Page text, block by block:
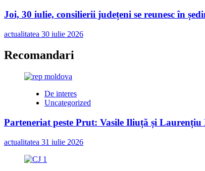
Joi, 30 iulie, consilierii județeni se reunesc în
actualitatea 30 iulie 2026
Recomandari
De interes
Uncategorized
Parteneriat peste Prut: Vasile Iliuță și
actualitatea 31 iulie 2026